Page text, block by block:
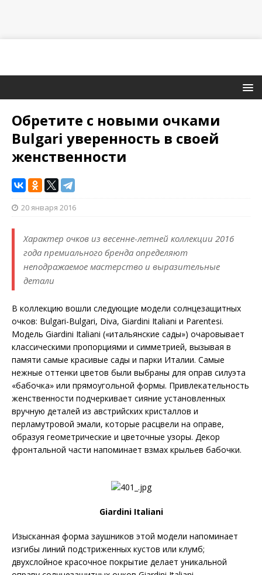
Обретите с новыми очками
Bulgari уверенность в своей
женственности
20 января 2016
Характер очков из весенне-летней коллекции 2016
года премиального бренда определяют
неподражаемое мастерство и выразительные
детали
В коллекцию вошли следующие модели солнцезащитных
очков: Bulgari-Bulgari, Diva, Giardini Italiani и Parentesi.
Модель Giardini Italiani («итальянские сады») очаровывает
классическими пропорциями и симметрией, вызывая в
памяти самые красивые сады и парки Италии. Самые
нежные оттенки цветов были выбраны для оправ силуэта
«бабочка» или прямоугольной формы. Привлекательность
женственности подчеркивает сияние установленных
вручную деталей из австрийских кристаллов и
перламутровой эмали, которые расцвели на оправе,
образуя геометрические и цветочные узоры. Декор
фронтальной части напоминает взмах крыльев бабочки.
Giardini Italiani
Изысканная форма заушников этой модели напоминает
изгибы линий подстриженных кустов или клумб;
двухслойное красочное покрытие делает уникальной